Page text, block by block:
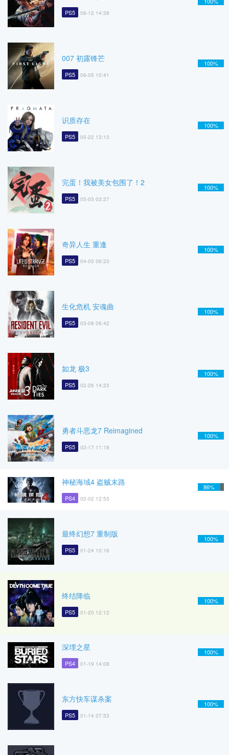
PS5 06-12 14:38
007 初露锋芒
PS5 06-05 10:41
100%
识质存在
PS5 05-22 13:13
100%
完蛋！我被美女包围了！2
PS5 05-03 03:27
100%
奇异人生 重逢
PS5 04-03 06:23
100%
生化危机 安魂曲
PS5 03-08 06:42
100%
如龙 极3
PS5 02-26 14:23
100%
勇者斗恶龙7 Reimagined
PS5 02-17 11:18
100%
神秘海域4 盗贼末路
PS4 02-02 12:53
86%
最终幻想7 重制版
PS5 01-24 10:16
100%
终结降临
PS5 01-20 12:12
100%
深埋之星
PS4 01-19 14:08
100%
东方快车谋杀案
PS5 01-14 07:53
100%